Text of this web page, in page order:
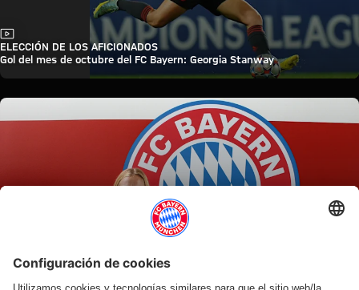
Vídeo
ELECCIÓN DE LOS AFICIONADOS
Gol del mes de octubre del FC Bayern: Georgia Stanway
NUEVA EN EL FCB-FEMENINO